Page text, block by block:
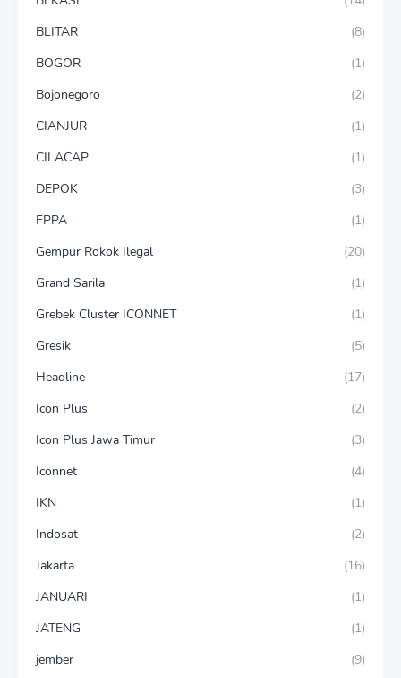
BLITAR
(8)
BOGOR
(1)
Bojonegoro
(2)
CIANJUR
(1)
CILACAP
(1)
DEPOK
(3)
FPPA
(1)
Gempur Rokok Ilegal
(20)
Grand Sarila
(1)
Grebek Cluster ICONNET
(1)
Gresik
(5)
Headline
(17)
Icon Plus
(2)
Icon Plus Jawa Timur
(3)
Iconnet
(4)
IKN
(1)
Indosat
(2)
Jakarta
(16)
JANUARI
(1)
JATENG
(1)
jember
(9)